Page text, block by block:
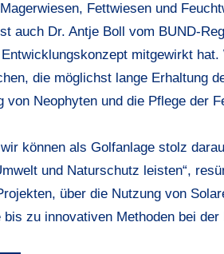
Fettwiesen und
auch Dr. Antje Boll vom BUND-
mitgewirkt
die möglichst lange Erhaltung
von Neophyten und die Pflege der
können als Golfanlage stolz
und Naturschutz leisten“,
über die Nutzung von
bis zu innovativen Methoden bei